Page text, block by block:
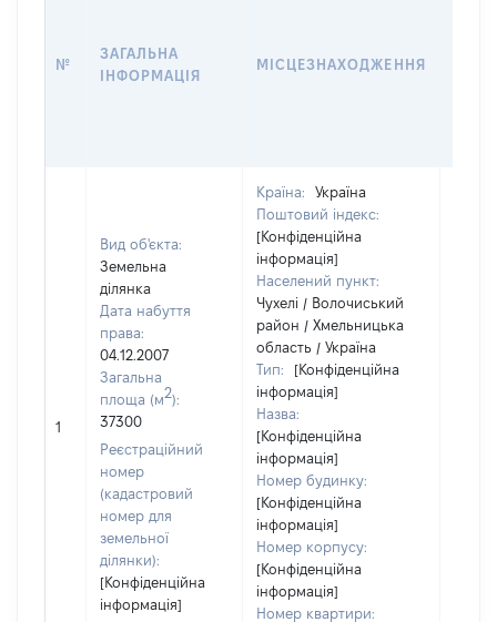
№
ЗАГАЛЬНА
ІНФОРМАЦІЯ
МІСЦЕЗНАХОДЖЕННЯ
1
Вид об'єкта:
Земельна
ділянка
Дата набуття
права:
04.12.2007
Загальна
площа (м2):
37300
Реєстраційний
номер
(кадастровий
номер для
земельної
ділянки):
[Конфіденційна
інформація]
Країна:
Україна
Поштовий індекс:
[Конфіденційна
інформація]
Населений пункт:
Чухелі / Волочиський
район / Хмельницька
область / Україна
Тип:
[Конфіденційна
інформація]
Назва:
[Конфіденційна
інформація]
Номер будинку:
[Конфіденційна
інформація]
Номер корпусу:
[Конфіденційна
інформація]
Номер квартири: